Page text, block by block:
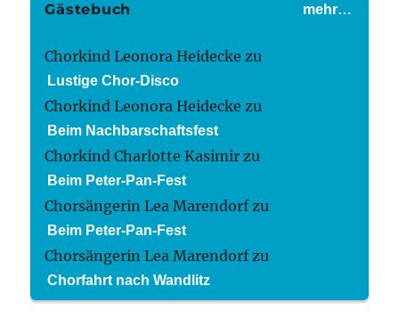
mehr…
Gästebuch
Chorkind Leonora Heidecke zu
Lustige Chor-Disco
Chorkind Leonora Heidecke zu
Beim Nachbarschaftsfest
Chorkind Charlotte Kasimir zu
Beim Peter-Pan-Fest
Chorsängerin Lea Marendorfzu
Beim Peter-Pan-Fest
Chorsängerin Lea Marendorfzu
Chorfahrt nach Wandlitz